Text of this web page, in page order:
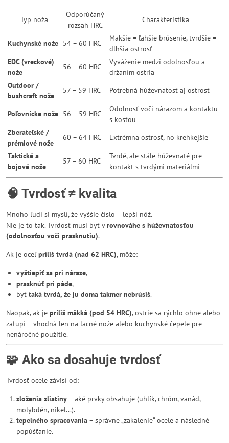
Typ noža
Odporúčaný
rozsah HRC
Charakteristika
Kuchynské nože 54 – 60 HRC
Mäkšie = ľahšie brúsenie, tvrdšie =
dlhšia ostrosť
EDC (vreckové)
nože
56 – 60 HRC
Vyváženie medzi odolnosťou a
držaním ostria
Outdoor /
bushcraft nože
57 – 59 HRC Potrebná húževnatosť aj ostrosť
Poľovnícke nože 56 – 59 HRC
Odolnosť voči nárazom a kontaktu
s kosťou
Zberateľské /
prémiové nože
60 – 64 HRC
Extrémna ostrosť, no krehkejšie
Taktické a
bojové nože
57 – 60 HRC
Tvrdé, ale stále húževnaté pre
kontakt s tvrdými materiálmi
🧠 Tvrdosť ≠ kvalita
Mnoho ľudí si myslí, že vyššie číslo = lepší nôž.
Nie je to tak. Tvrdosť musí byť vrovnováhe s húževnatosťou
(odolnosťou voči prasknutiu).
Ak je oceľpríliš tvrdá (nad 62 HRC), môže:
vyštiepiť sa pri náraze,
prasknúť pri páde,
byť taká tvrdá, že ju doma takmer nebrúsiš.
Naopak, ak je príliš mäkká (pod 54 HRC), ostrie sa rýchlo ohne alebo
zatupí – vhodná len na lacné nože alebo kuchynské čepele pre
nenáročné použitie.
🧩 Ako sa dosahuje tvrdosť
Tvrdosť ocele závisí od:
zloženia zliatiny – aké prvky obsahuje (uhlík, chróm, vanád,
molybdén, nikel...).
tepelného spracovania – správne „zakalenie“ ocele a následné
popúšťanie.